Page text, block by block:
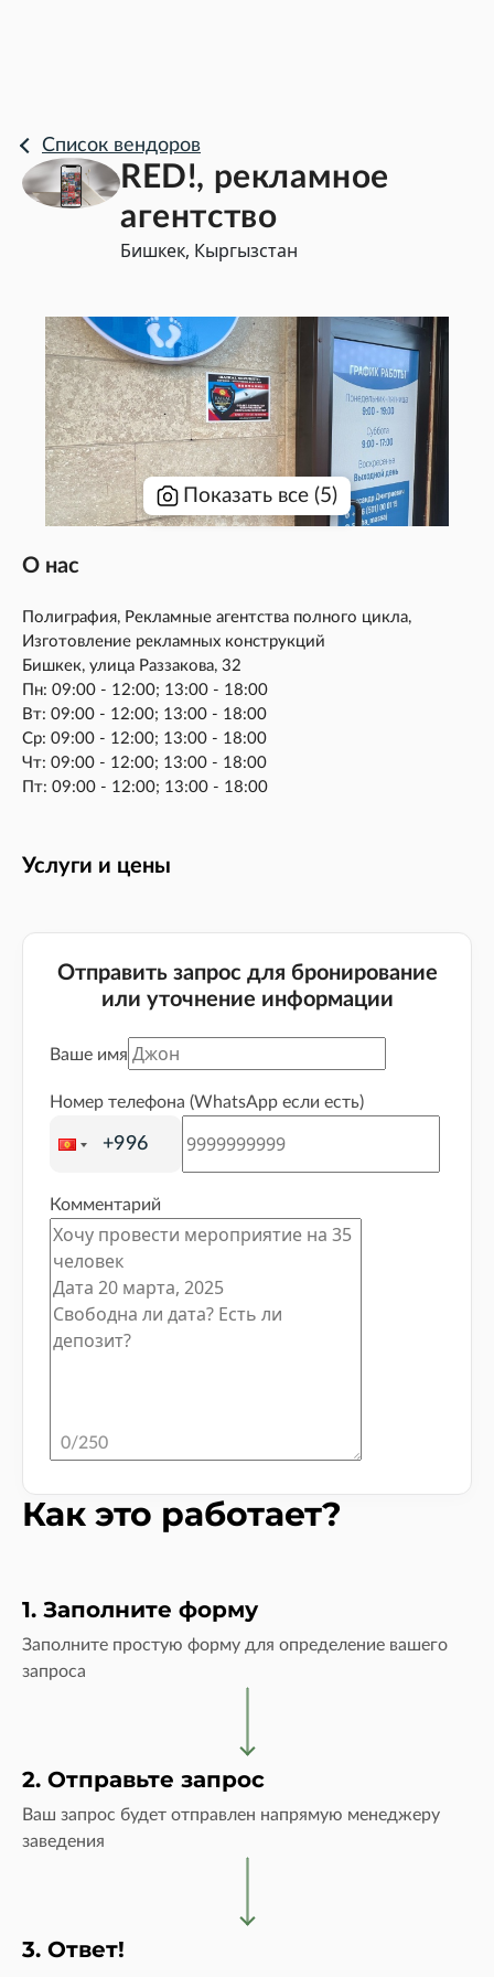
Список вендоров
RED!, рекламное
агентство
Бишкек, Кыргызстан
Показать все (5)
О нас
Полиграфия, Рекламные агентства полного цикла,
Изготовление рекламных конструкций
Бишкек, улица Раззакова, 32
Пн: 09:00 - 12:00; 13:00 - 18:00
Вт: 09:00 - 12:00; 13:00 - 18:00
Ср: 09:00 - 12:00; 13:00 - 18:00
Чт: 09:00 - 12:00; 13:00 - 18:00
Пт: 09:00 - 12:00; 13:00 - 18:00
Услуги и цены
Отправить запрос для бронирование
или уточнение информации
Ваше имя
Номер телефона (WhatsApp если есть)
Комментарий
0/250
Как это работает?
1. Заполните форму
Заполните простую форму для определение вашего
запроса
2. Отправьте запрос
Ваш запрос будет отправлен напрямую менеджеру
заведения
3. Ответ!